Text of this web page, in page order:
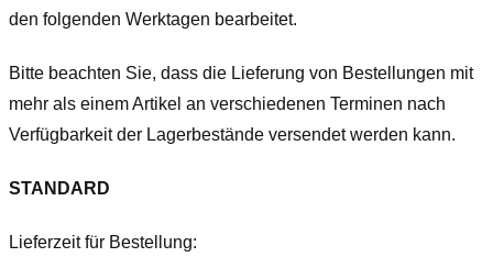
den folgenden Werktagen bearbeitet.
Bitte beachten Sie, dass die Lieferung von Bestellungen mit
mehr als einem Artikel an verschiedenen Terminen nach
Verfügbarkeit der Lagerbestände versendet werden kann.
STANDARD
Lieferzeit für Bestellung: